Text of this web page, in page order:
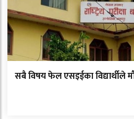
सबै विषय फेल एसइईका विद्यार्थीले